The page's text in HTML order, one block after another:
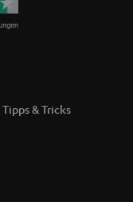
& Tricks